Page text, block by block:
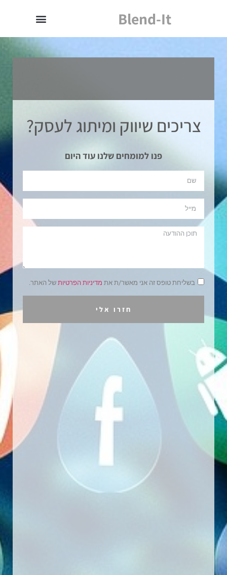
Blend-It
צריכים שיווק ומיתוג לעסק?
פנו למומחים שלנו עוד היום
בשליחת טופס זה אני מאשר/ת את מדיניות הפרטיות של האתר.
חזרו אלי